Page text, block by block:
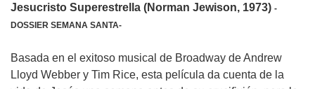
Jesucristo Superestrella (Norman Jewison, 1973) -
DOSSIER SEMANA SANTA-
Basada en el exitoso musical de Broadway de Andrew
Lloyd Webber y Tim Rice, esta película da cuenta de la